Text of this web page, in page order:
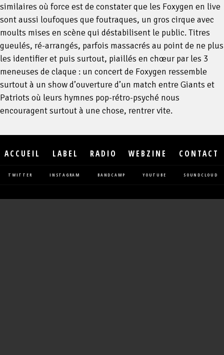
similaires où force est de constater que les Foxygen en live
sont aussi loufoques que foutraques, un gros cirque avec
moults mises en scène qui déstabilisent le public. Titres
gueulés, ré-arrangés, parfois massacrés au point de ne plus
les identifier et puis surtout, piaillés en chœur par les 3
meneuses de claque : un concert de Foxygen ressemble
surtout à un show d’ouverture d’un match entre Giants et
Patriots où leurs hymnes pop-rétro-psyché nous
encouragent surtout à une chose, rentrer vite.
ACCUEIL LABEL RADIO WEBZINE CONTACT
TWITTER INSTAGRAM BANDCAMP YOUTUBE SOUNDCLOUD